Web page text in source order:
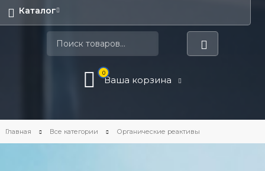
Каталог
0
Ваша корзина
Главная Все категории Органические реактивы